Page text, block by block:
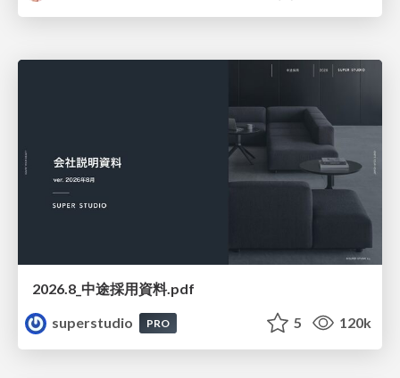
2026.8_中途採用資料.pdf
superstudio
PRO 5 120k